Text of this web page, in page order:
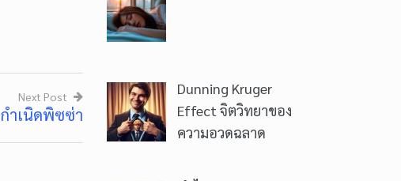
Next Post
กำเนิดพิซซ่า
Dunning Kruger
Effect จิตวิทยาของ
ความอวดฉลาด